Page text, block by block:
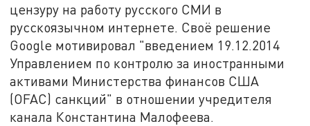
цензуру на работу русского СМИ в
русскоязычном интернете. Своё решение
Google мотивировал "введением 19.12.2014
Управлением по контролю за иностранными
активами Министерства финансов США
(OFAC) санкций" в отношении учредителя
канала Константина Малофеева.